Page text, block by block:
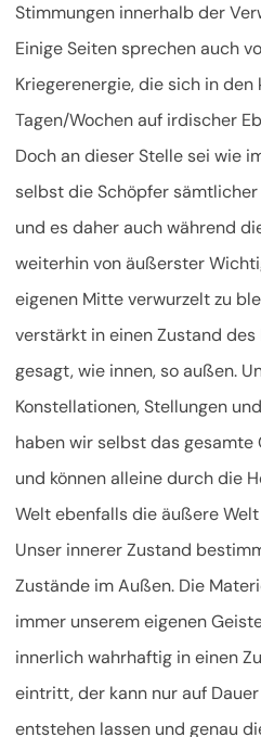
Stimmungen innerhalb der
Einige Seiten sprechen auch
Kriegerenergie, die sich in den
Tagen/Wochen auf irdischer
Doch an dieser Stelle sei wie
selbst die Schöpfer
und es daher auch während
weiterhin von äußerster
eigenen Mitte verwurzelt zu
verstärkt in einen Zustand
gesagt, wie innen, so außen.
Konstellationen, Stellungen
haben wir selbst das gesamte
und können alleine durch die
Welt ebenfalls die äußere
Unser innerer Zustand
Zustände im Außen. Die
immer unserem eigenen
innerlich wahrhaftig in einen
eintritt, der kann nur auf
entstehen lassen und genau